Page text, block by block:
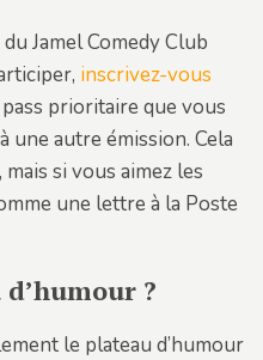
Jamel Comedy Club
inscrivez-vous
prioritaire que vous
une autre émission. Cela
si vous aimez les
une lettre à la Poste
?
le plateau d’humour